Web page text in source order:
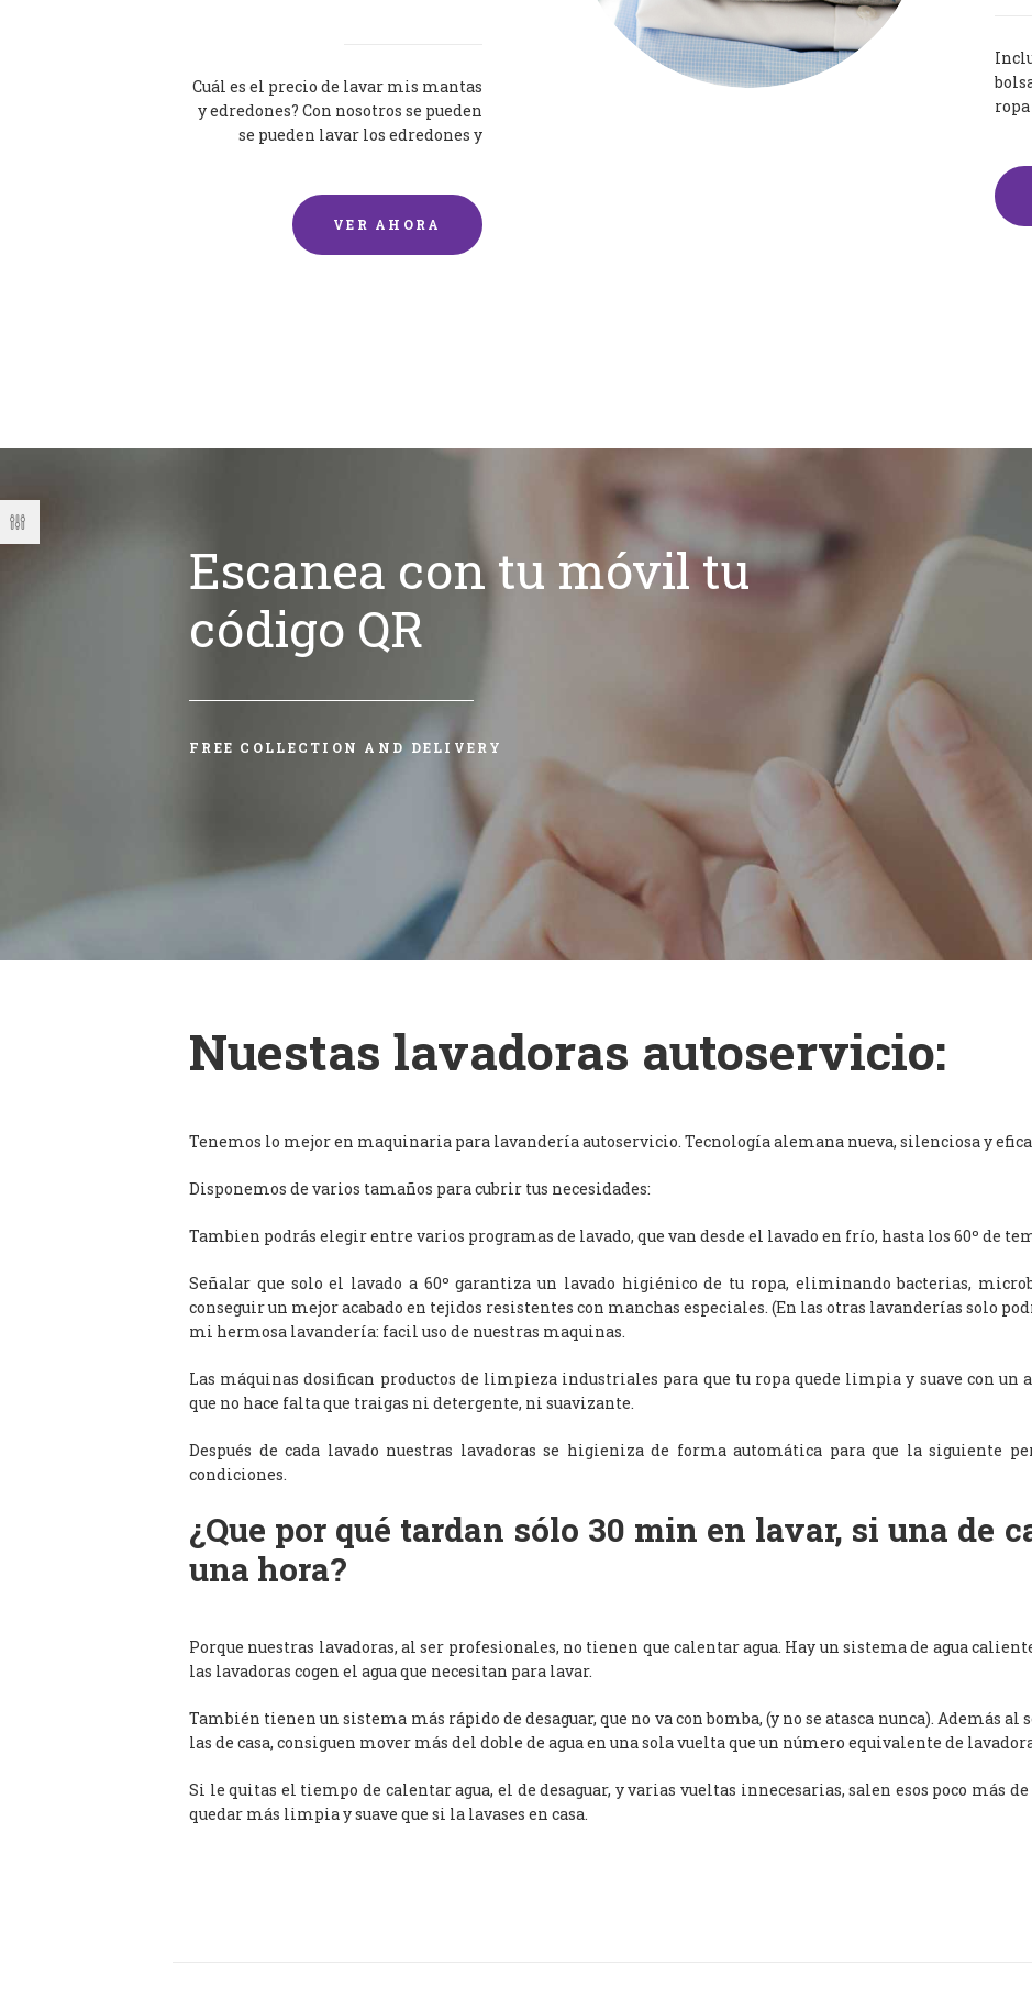
Cuál es el precio de lavar mis mantas
y edredones? Con nosotros se pueden
se pueden lavar los edredones y
VER AHORA
Escanea con tu móvil tu
código QR
FREE COLLECTION AND DELIVERY
Nuestas lavadoras autoservicio:
Tenemos lo mejor en maquinaria para lavandería autoservicio. Tecnología alemana nueva, silenciosa y
Disponemos de varios tamaños para cubrir tus necesidades:
Tambien podrás elegir entre varios programas de lavado, que van desde el lavado en frío, hasta los 60º de
Señalar que solo el lavado a 60º garantiza un lavado higiénico de tu ropa, eliminando bacterias,
conseguir un mejor acabado en tejidos resistentes con manchas especiales. (En las otras lavanderías solo
mi hermosa lavandería: facil uso de nuestras maquinas.
Las máquinas dosifican productos de limpieza industriales para que tu ropa quede limpia y suave con un
que no hace falta que traigas ni detergente, ni suavizante.
Después de cada lavado nuestras lavadoras se higieniza de forma automática para que la siguiente
condiciones.
¿Que por qué tardan sólo 30 min en lavar, si una de
una hora?
Porque nuestras lavadoras, al ser profesionales, no tienen que calentar agua. Hay un sistema de agua
las lavadoras cogen el agua que necesitan para lavar.
También tienen un sistema más rápido de desaguar, que no va con bomba, (y no se atasca nunca). Además al
las de casa, consiguen mover más del doble de agua en una sola vuelta que un número equivalente de
Si le quitas el tiempo de calentar agua, el de desaguar, y varias vueltas innecesarias, salen esos poco más
quedar más limpia y suave que si la lavases en casa.